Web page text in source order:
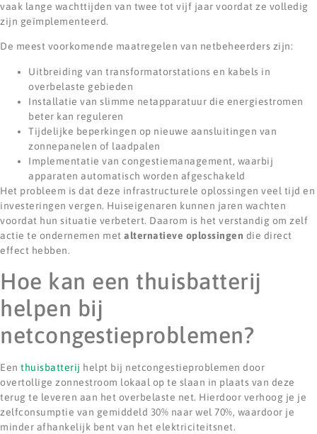
vaak lange wachttijden van twee tot vijf jaar voordat ze volledig
zijn geïmplementeerd.
De meest voorkomende maatregelen van netbeheerders zijn:
Uitbreiding van transformatorstations en kabels in
overbelaste gebieden
Installatie van slimme netapparatuur die energiestromen
beter kan reguleren
Tijdelijke beperkingen op nieuwe aansluitingen van
zonnepanelen of laadpalen
Implementatie van congestiemanagement, waarbij
apparaten automatisch worden afgeschakeld
Het probleem is dat deze infrastructurele oplossingen veel tijd en
investeringen vergen. Huiseigenaren kunnen jaren wachten
voordat hun situatie verbetert. Daarom is het verstandig om zelf
actie te ondernemen met alternatieve oplossingen die direct
effect hebben.
Hoe kan een thuisbatterij
helpen bij
netcongestieproblemen?
Een thuisbatterij helpt bij netcongestieproblemen door
overtollige zonnestroom lokaal op te slaan in plaats van deze
terug te leveren aan het overbelaste net. Hierdoor verhoog je je
zelfconsumptie van gemiddeld 30% naar wel 70%, waardoor je
minder afhankelijk bent van het elektriciteitsnet.